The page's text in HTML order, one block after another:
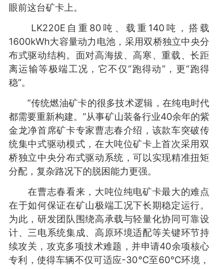
眼前这台矿卡上。
LK220E自重80吨、载重140吨，搭载
1600kWh大容量动力电池，采用双桥独立中央分
布式驱动结构。面对高海拔、高寒、重载、长距
离运输等极端工况，它不仅“跑得动”，更“跑得
稳”。
“传统燃油矿卡的很多技术逻辑，在纯电时代
都需要重新构建。”从事矿山装备行业40余年的紫
金龙净首席矿卡专家曹志春介绍，该款车突破传
统集中式驱动模式，在大吨位矿卡上首次采用双
桥独立中央分布式驱动系统，可以实现精准扭矩
分配，复杂路况下的脱困能力更强。
在曹志春看来，大吨位纯电矿卡最大的难点
在于如何保证在矿山极端工况下长期稳定运行。
为此，研发团队围绕高承载与轻量化协同可靠设
计、三电系统集成、高原环境适配等关键环节持
续攻关，攻克多项技术难题，并申请40余项核心
专利，使得车辆不仅可适应-30℃至60℃环境，